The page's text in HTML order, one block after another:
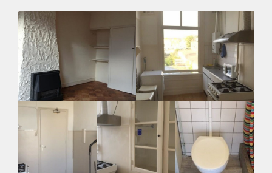
Gedeelde keuken: Nee
Gedeelde Douche: Nee
Gedeelde woonkamer: Nee
Huisgenoten: Nee
Geslacht huisgenoten: N.v.t.